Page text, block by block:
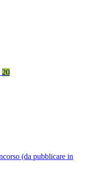
20
(da pubblicare in